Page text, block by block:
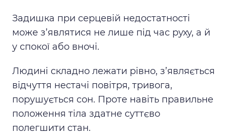
Задишка при серцевій недостатності
може з’являтися не лише під час руху, а й
у спокої або вночі.
Людині складно лежати рівно, з’являється
відчуття нестачі повітря, тривога,
порушується сон. Проте навіть правильне
положення тіла здатне суттєво
полегшити стан.